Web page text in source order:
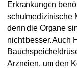
Erkrankungen
schulmedizinische
denn die Organe
nicht besser. Auch
Arzneien, um den